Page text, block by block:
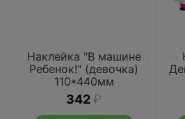
Наклейка "В машине
Ребенок!" (девочка)
110*440мм
342 ₽